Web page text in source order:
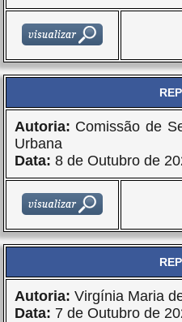
Autoria: Comissão de
Urbana
Data: 8 de Outubro de
Autoria: Virgínia Maria
Data: 7 de Outubro de